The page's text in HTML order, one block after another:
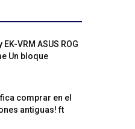
VRM ASUS ROG
Un bloque
comprar en el
antiguas! ft